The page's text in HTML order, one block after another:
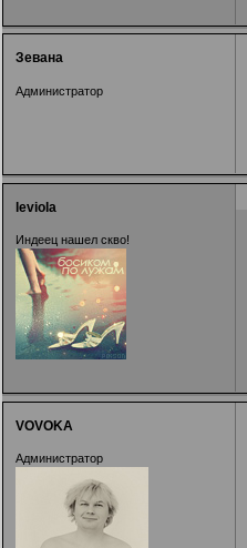
Зевана
Администратор
leviola
Индеец нашел скво!
VOVOKA
Администратор